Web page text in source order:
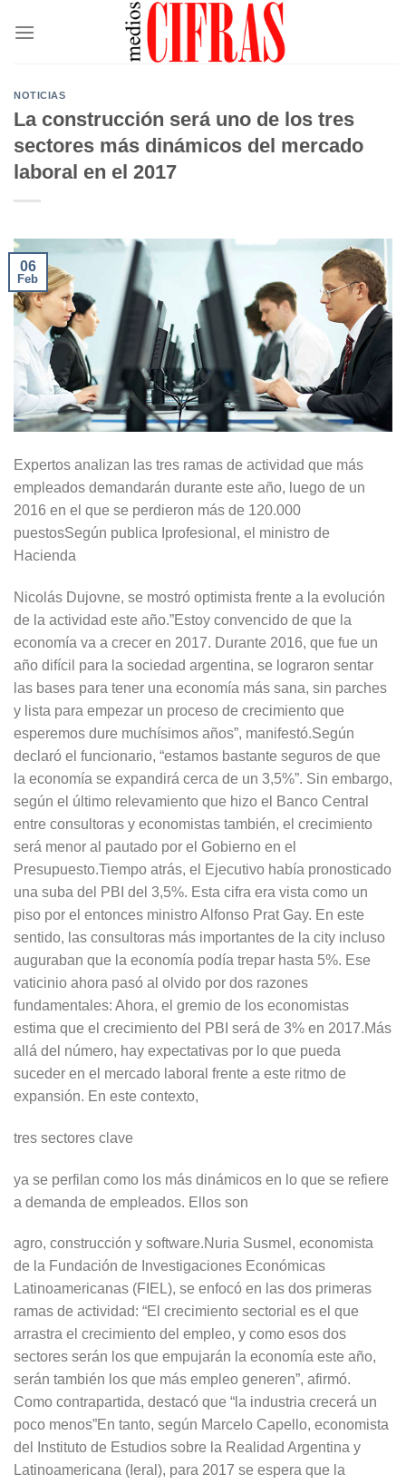
NOTICIAS
La construcción será uno de los tres
sectores más dinámicos del mercado
laboral en el 2017
06
Feb
Expertos analizan las tres ramas de actividad que más
empleados demandarán durante este año, luego de un
2016 en el que se perdieron más de 120.000
puestosSegún publica Iprofesional, el ministro de
Hacienda
Nicolás Dujovne, se mostró optimista frente a la evolución
de la actividad este año.”Estoy convencido de que la
economía va a crecer en 2017. Durante 2016, que fue un
año difícil para la sociedad argentina, se lograron sentar
las bases para tener una economía más sana, sin parches
y lista para empezar un proceso de crecimiento que
esperemos dure muchísimos años”, manifestó.Según
declaró el funcionario, “estamos bastante seguros de que
la economía se expandirá cerca de un 3,5%”. Sin embargo,
según el último relevamiento que hizo el Banco Central
entre consultoras y economistas también, el crecimiento
será menor al pautado por el Gobierno en el
Presupuesto.Tiempo atrás, el Ejecutivo había pronosticado
una suba del PBI del 3,5%. Esta cifra era vista como un
piso por el entonces ministro Alfonso Prat Gay. En este
sentido, las consultoras más importantes de la city incluso
auguraban que la economía podía trepar hasta 5%. Ese
vaticinio ahora pasó al olvido por dos razones
fundamentales: Ahora, el gremio de los economistas
estima que el crecimiento del PBI será de 3% en 2017.Más
allá del número, hay expectativas por lo que pueda
suceder en el mercado laboral frente a este ritmo de
expansión. En este contexto,
tres sectores clave
ya se perfilan como los más dinámicos en lo que se refiere
a demanda de empleados. Ellos son
agro, construcción y software.Nuria Susmel, economista
de la Fundación de Investigaciones Económicas
Latinoamericanas (FIEL), se enfocó en las dos primeras
ramas de actividad: “El crecimiento sectorial es el que
arrastra el crecimiento del empleo, y como esos dos
sectores serán los que empujarán la economía este año,
serán también los que más empleo generen”, afirmó.
Como contrapartida, destacó que “la industria crecerá un
poco menos”En tanto, según Marcelo Capello, economista
del Instituto de Estudios sobre la Realidad Argentina y
Latinoamericana (Ieral), para 2017 se espera que la